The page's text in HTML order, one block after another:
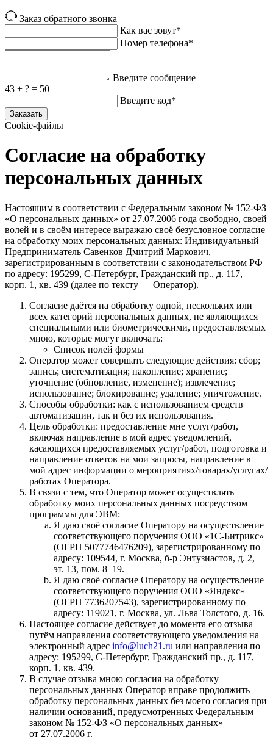
Заказ обратного звонка
Как вас зовут*
Номер телефона*
Введите сообщение
43 + ? = 50
Введите код*
Заказать
Cookie-файлы
Согласие на обработку
персональных данных
Настоящим в соответствии с Федеральным законом № 152‑ФЗ
«О персональных данных» от 27.07.2006 года свободно, своей
волей и в своём интересе выражаю своё безусловное согласие
на обработку моих персональных данных: Индивидуальный
Предприниматель Савенков Дмитрий Маркович,
зарегистрированным в соответствии с законодательством РФ
по адресу: 195299, С‑Петербург, Гражданский пр., д. 117,
корп. 1, кв. 439 (далее по тексту — Оператор).
Согласие даётся на обработку одной, нескольких или
всех категорий персональных данных, не являющихся
специальными или биометрическими, предоставляемых
мною, которые могут включать:
Список полей формы
Оператор может совершать следующие действия: сбор;
запись; систематизация; накопление; хранение;
уточнение (обновление, изменение); извлечение;
использование; блокирование; удаление; уничтожение.
Способы обработки: как с использованием средств
автоматизации, так и без их использования.
Цель обработки: предоставление мне услуг/работ,
включая направление в мой адрес уведомлений,
касающихся предоставляемых услуг/работ, подготовка и
направление ответов на мои запросы, направление в
мой адрес информации о мероприятиях/товарах/услугах/
работах Оператора.
В связи с тем, что Оператор может осуществлять
обработку моих персональных данных посредством
программы для ЭВМ:
Я даю своё согласие Оператору на осуществление
соответствующего поручения ООО «1С‑Битрикс»
(ОГРН 5077746476209), зарегистрированному по
адресу: 109544, г. Москва, б‑р Энтузиастов, д. 2,
эт. 13, пом. 8–19.
Я даю своё согласие Оператору на осуществление
соответствующего поручения ООО «Яндекс»
(ОГРН 7736207543), зарегистрированному по
адресу: 119021, г. Москва, ул. Льва Толстого, д. 16.
Настоящее согласие действует до момента его отзыва
путём направления соответствующего уведомления на
электронный адрес info@luch21.ru или направления по
адресу: 195299, С‑Петербург, Гражданский пр., д. 117,
корп. 1, кв. 439.
В случае отзыва мною согласия на обработку
персональных данных Оператор вправе продолжить
обработку персональных данных без моего согласия при
наличии оснований, предусмотренных Федеральным
законом № 152‑ФЗ «О персональных данных»
от 27.07.2006 г.